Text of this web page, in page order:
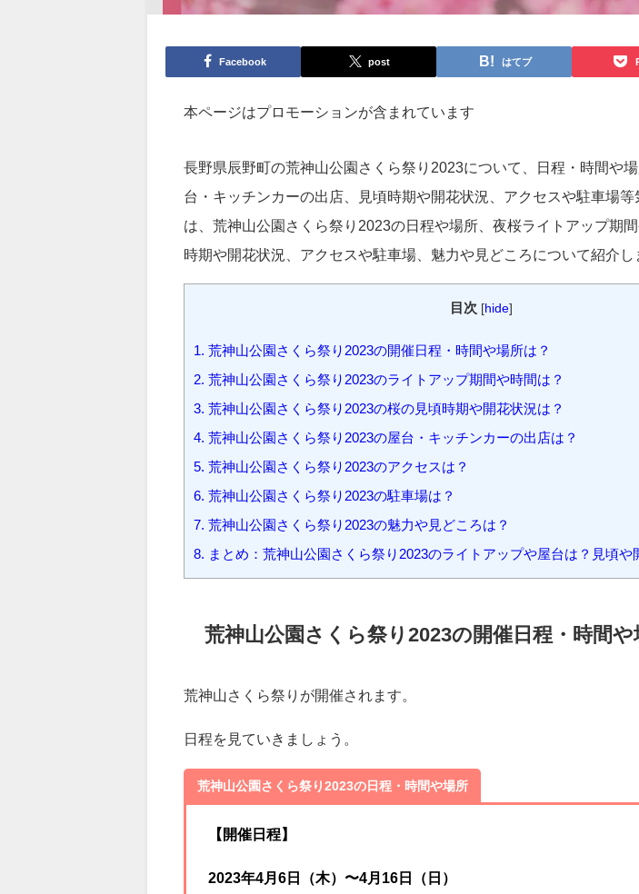
Facebook post はてブ
本ページはプロモーションが含まれています
長野県辰野町の荒神山公園さくら祭り2023について、日程・時間や
時期や開花状況、アクセスや駐車場、魅力や見どころについて紹介し
目次 [hide]
7.荒神山公園さくら祭り2023の魅力や見どころは？
荒神山公園さくら祭り2023の開催日程・時間や
荒神山さくら祭りが開催されます。
日程を見ていきましょう。
荒神山公園さくら祭り2023の日程・時間や場所